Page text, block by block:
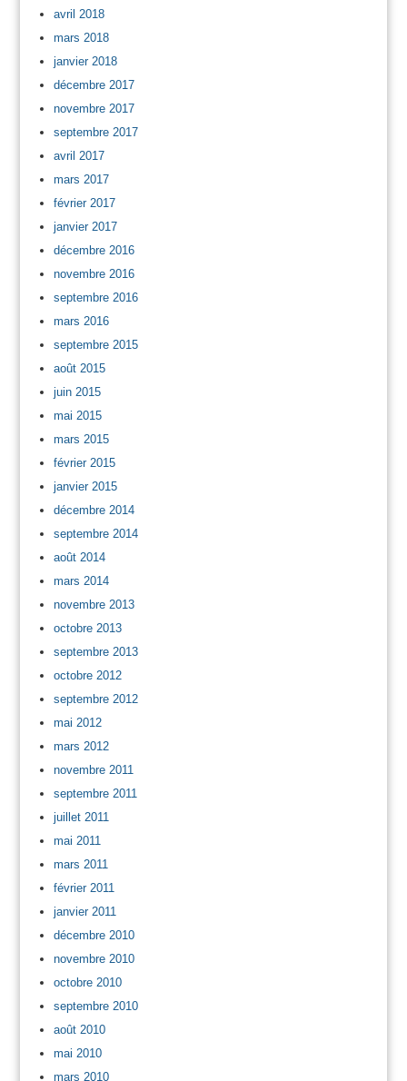
avril 2018
mars 2018
janvier 2018
décembre 2017
novembre 2017
septembre 2017
avril 2017
mars 2017
février 2017
janvier 2017
décembre 2016
novembre 2016
septembre 2016
mars 2016
septembre 2015
août 2015
juin 2015
mai 2015
mars 2015
février 2015
janvier 2015
décembre 2014
septembre 2014
août 2014
mars 2014
novembre 2013
octobre 2013
septembre 2013
octobre 2012
septembre 2012
mai 2012
mars 2012
novembre 2011
septembre 2011
juillet 2011
mai 2011
mars 2011
février 2011
janvier 2011
décembre 2010
novembre 2010
octobre 2010
septembre 2010
août 2010
mai 2010
mars 2010